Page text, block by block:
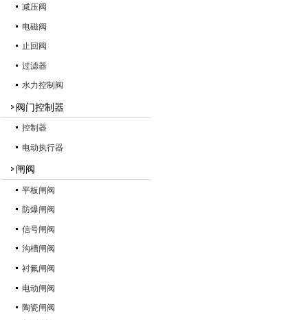
减压阀
电磁阀
止回阀
过滤器
水力控制阀
阀门控制器
控制器
电动执行器
闸阀
平板闸阀
防爆闸阀
信号闸阀
沟槽闸阀
衬氟闸阀
电动闸阀
陶瓷闸阀